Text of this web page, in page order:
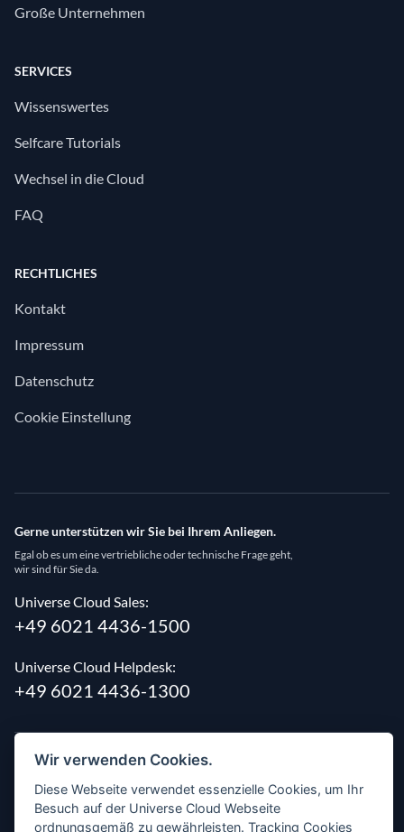
Große Unternehmen
SERVICES
Wissenswertes
Selfcare Tutorials
Wechsel in die Cloud
FAQ
RECHTLICHES
Kontakt
Impressum
Datenschutz
Cookie Einstellung
Gerne unterstützen wir Sie bei Ihrem Anliegen.
Egal ob es um eine vertriebliche oder technische Frage geht,
wir sind für Sie da.
Universe Cloud Sales:
+49 6021 4436-1500
Universe Cloud Helpdesk:
+49 6021 4436-1300
Wir verwenden Cookies.
Diese Webseite verwendet essenzielle Cookies, um Ihr
Besuch auf der Universe Cloud Webseite
ordnungsgemäß zu gewährleisten. Tracking Cookies